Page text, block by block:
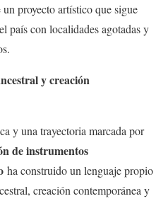
proyecto artístico que sigue
país con localidades agotadas y
y creación
y una trayectoria marcada por
de instrumentos
ha construido un lenguaje propio
creación contemporánea y